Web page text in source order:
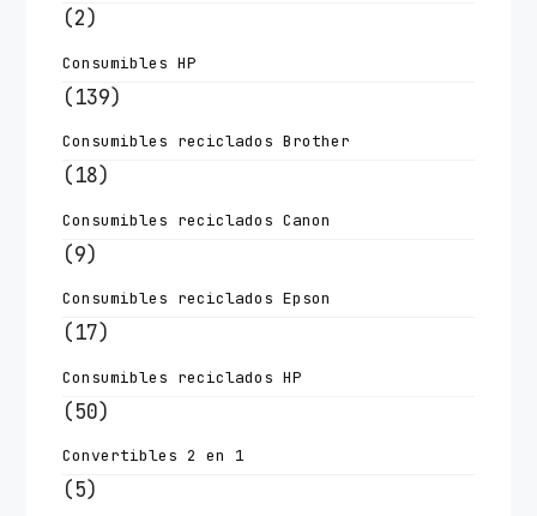
(2)
Consumibles HP
(139)
Consumibles reciclados Brother
(18)
Consumibles reciclados Canon
(9)
Consumibles reciclados Epson
(17)
Consumibles reciclados HP
(50)
Convertibles 2 en 1
(5)